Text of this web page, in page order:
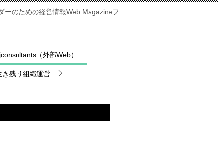
ーのための経営情報Web Magazineフ
（外部Web）
き残り組織運営